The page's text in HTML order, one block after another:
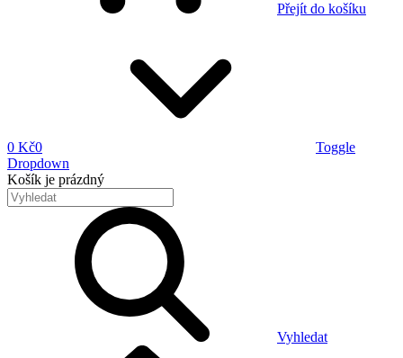
Přejít do košíku
0 Kč0
Toggle
Dropdown
Košík je prázdný
Vyhledat